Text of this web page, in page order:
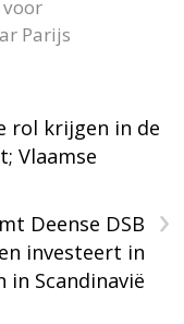
Parijs
rol krijgen in de
Vlaamse
›
Deense DSB
investeert in
Scandinavië